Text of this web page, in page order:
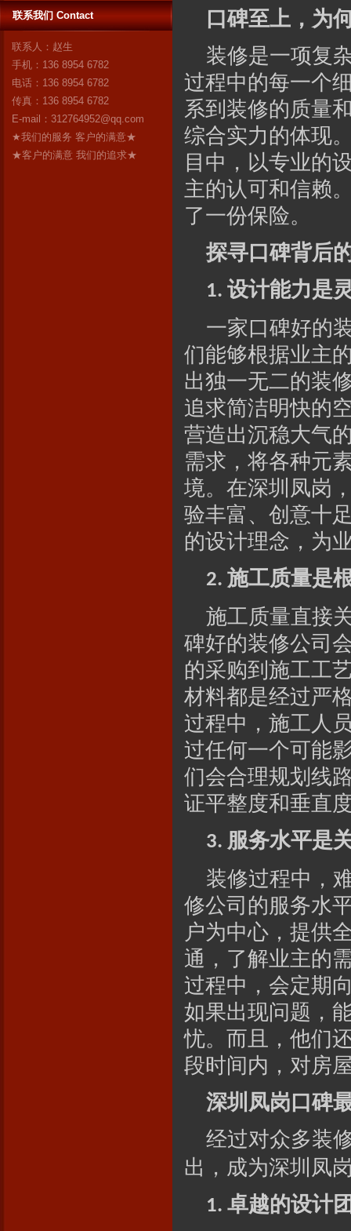
深圳，就失去了博盛达的全
部！ 我们是深圳人，我们自豪！
作为深圳市装修行业领军企业的
博盛达装饰，对自己“深圳本土”这
个身份感到无比自豪。17年来，
博盛达
更多
联系我们 Contact
联系人：赵生
手机：136 8954 6782
电话：136 8954 6782
传真：136 8954 6782
E-mail： 312764952@qq.com
★我们的服务 客户的满意★
★客户的满意 我们的追求★
口碑至上，为
装修是一项复
过程中的每一个
系到装修的质量
综合实力的体现
目中，以专业的
主的认可和信赖
了一份保险。
探寻口碑背后
1.设计能力是
一家口碑好的
们能够根据业主
出独一无二的装
追求简洁明快的
营造出沉稳大气
需求，将各种元
境。在深圳凤岗
验丰富、创意十
的设计理念，为
2.施工质量是
施工质量直接
碑好的装修公司
的采购到施工工
材料都是经过严
过程中，施工人
过任何一个可能
们会合理规划线
证平整度和垂直
3.服务水平是
装修过程中，
修公司的服务水
户为中心，提供
通，了解业主的
过程中，会定期
如果出现问题，
忧。而且，他们
段时间内，对房
深圳凤岗口碑
经过对众多装
出，成为深圳凤
1.卓越的设计